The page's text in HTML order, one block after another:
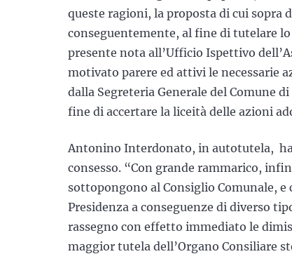
queste ragioni, la proposta di cui sopra
conseguentemente, al fine di tutelare
presente nota all’Ufficio Ispettivo
motivato parere ed attivi le necessarie
dalla Segreteria Generale del Comune
fine di accertare la liceità delle azioni
Antonino Interdonato, in autotutela,
consesso. “Con grande rammarico,
sottopongono al Consiglio Comunale,
Presidenza a conseguenze di diverso
rassegno con effetto immediato le
maggior tutela dell’Organo Consiliare